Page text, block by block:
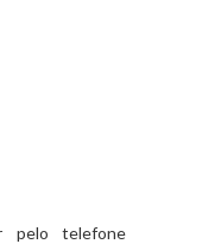
pelo telefone